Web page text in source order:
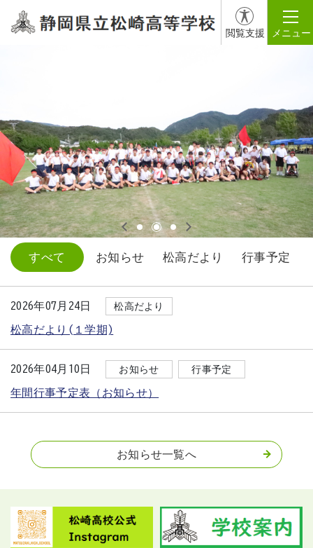
閲覧支援 メニュー
すべて お知らせ 松高だより 行事予定
2026年07月24日 松高だより
松高だより(１学期)
2026年04月10日 お知らせ 行事予定
年間行事予定表（お知らせ）
お知らせ一覧へ